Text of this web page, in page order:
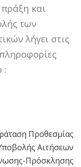
και
των
λήγει στις
:
Προθεσμίας
Αιτήσεων
Πρόσκλησης